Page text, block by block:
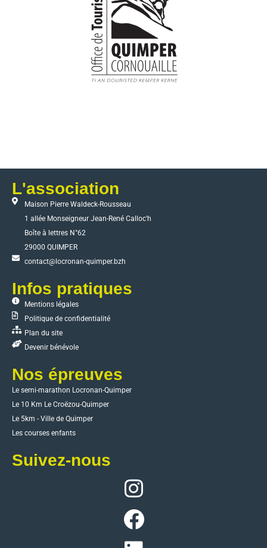
L'association
Maison Pierre Waldeck-Rousseau
1 allée Monseigneur Jean-René Calloc'h
Boîte à lettres N°62
29000 QUIMPER
contact@locronan-quimper.bzh
Infos pratiques
Mentions légales
Politique de confidentialité
Plan du site
Devenir bénévole
Nos épreuves
Le semi-marathon Locronan-Quimper
Le 10 Km Le Croëzou-Quimper
Le 5km - Ville de Quimper
Les courses enfants
Suivez-nous